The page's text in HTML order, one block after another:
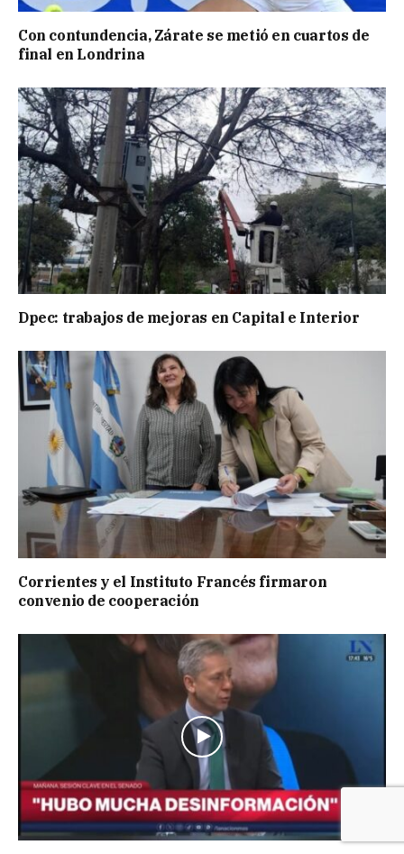
Con contundencia, Zárate se metió en cuartos de
final en Londrina
Dpec: trabajos de mejoras en Capital e Interior
Corrientes y el Instituto Francés firmaron
convenio de cooperación